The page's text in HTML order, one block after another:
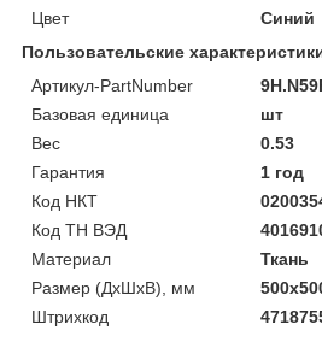
Цвет
Синий
Пользовательские
Артикул-PartNumber
Базовая единица
шт
Вес
0.53
Гарантия
1 год
Код НКТ
Код ТН ВЭД
Материал
Ткань
Размер (ДхШхВ), мм
Штрихкод